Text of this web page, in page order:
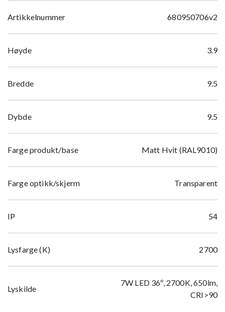
Artikkelnummer 680950706v2
Høyde 3.9
Bredde 9.5
Dybde 9.5
Farge produkt/base Matt Hvit (RAL9010)
Farge optikk/skjerm Transparent
IP 54
Lysfarge (K) 2700
Lyskilde
7W LED 36º, 2700K, 650lm,
CRI>90